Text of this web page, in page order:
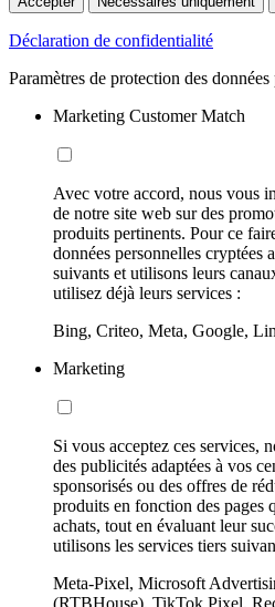
Déclaration de confidentialité
Paramètres de protection des données
Marketing Customer Match
Avec votre accord, nous vous
de notre site web sur des
produits pertinents. Pour ce
données personnelles cryptées
suivants et utilisons leurs
utilisez déjà leurs services :
Bing, Criteo, Meta, Google,
Marketing
Si vous acceptez ces services,
des publicités adaptées à vos
sponsorisés ou des offres de
produits en fonction des pages
achats, tout en évaluant leur
utilisons les services tiers
Meta-Pixel, Microsoft
(RTBHouse), TikTok Pixel,